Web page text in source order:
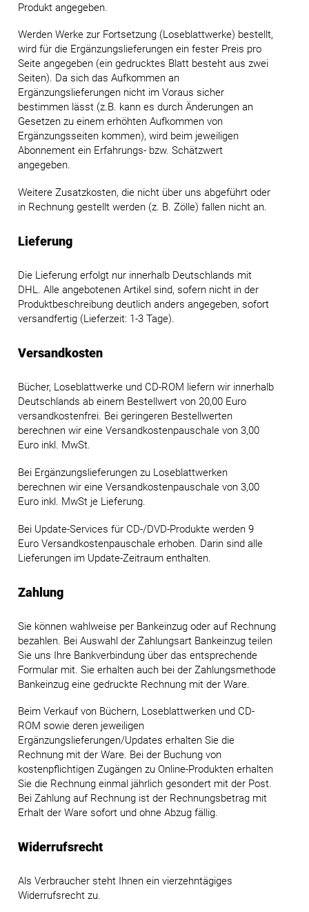
Produkt angegeben.
Werden Werke zur Fortsetzung (Loseblattwerke) bestellt,
wird für die Ergänzungslieferungen ein fester Preis pro
Seite angegeben (ein gedrucktes Blatt besteht aus zwei
Seiten). Da sich das Aufkommen an
Ergänzungslieferungen nicht im Voraus sicher
bestimmen lässt (z.B. kann es durch Änderungen an
Gesetzen zu einem erhöhten Aufkommen von
Ergänzungsseiten kommen), wird beim jeweiligen
Abonnement ein Erfahrungs- bzw. Schätzwert
angegeben.
Weitere Zusatzkosten, die nicht über uns abgeführt oder
in Rechnung gestellt werden (z. B. Zölle) fallen nicht an.
Lieferung
Die Lieferung erfolgt nur innerhalb Deutschlands mit
DHL. Alle angebotenen Artikel sind, sofern nicht in der
Produktbeschreibung deutlich anders angegeben, sofort
versandfertig (Lieferzeit: 1-3 Tage).
Versandkosten
Bücher, Loseblattwerke und CD-ROM liefern wir innerhalb
Deutschlands ab einem Bestellwert von 20,00 Euro
versandkostenfrei. Bei geringeren Bestellwerten
berechnen wir eine Versandkostenpauschale von 3,00
Euro inkl. MwSt.
Bei Ergänzungslieferungen zu Loseblattwerken
berechnen wir eine Versandkostenpauschale von 3,00
Euro inkl. MwSt je Lieferung.
Bei Update-Services für CD-/DVD-Produkte werden 9
Euro Versandkostenpauschale erhoben. Darin sind alle
Lieferungen im Update-Zeitraum enthalten.
Zahlung
Sie können wahlweise per Bankeinzug oder auf Rechnung
bezahlen. Bei Auswahl der Zahlungsart Bankeinzug teilen
Sie uns Ihre Bankverbindung über das entsprechende
Formular mit. Sie erhalten auch bei der Zahlungsmethode
Bankeinzug eine gedruckte Rechnung mit der Ware.
Beim Verkauf von Büchern, Loseblattwerken und CD-
ROM sowie deren jeweiligen
Ergänzungslieferungen/Updates erhalten Sie die
Rechnung mit der Ware. Bei der Buchung von
kostenpflichtigen Zugängen zu Online-Produkten erhalten
Sie die Rechnung einmal jährlich gesondert mit der Post.
Bei Zahlung auf Rechnung ist der Rechnungsbetrag mit
Erhalt der Ware sofort und ohne Abzug fällig.
Widerrufsrecht
Als Verbraucher steht Ihnen ein vierzehntägiges
Widerrufsrecht zu.